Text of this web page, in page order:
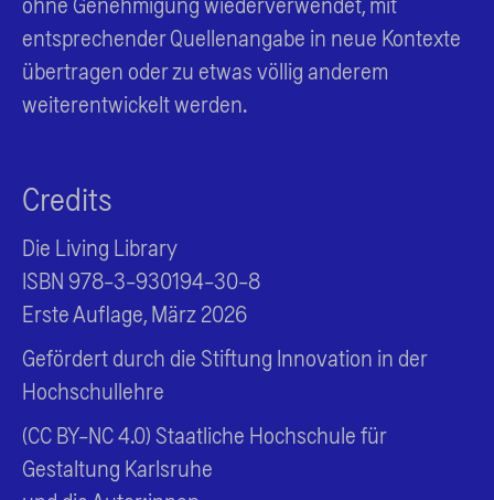
entsprechender Quellenangabe in neue Kontexte
übertragen oder zu etwas völlig anderem
weiterentwickelt werden.
Credits
Die Living Library
ISBN 978-3-930194-30-8
Erste Auflage, März 2026
Gefördert durch die Stiftung Innovation in der
Hochschullehre
(CC BY-NC 4.0) Staatliche Hochschule für
Gestaltung Karlsruhe